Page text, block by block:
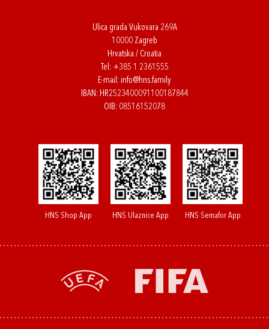
Ulica grada Vukovara 269A
10000 Zagreb
Hrvatska / Croatia
Tel: +385 1 2361555
E-mail: info@hns.family
IBAN: HR2523400091100187844
OIB: 08516152078
HNS Shop App HNS Ulaznice App HNS Semafor App